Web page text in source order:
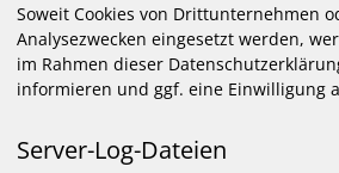
Soweit Cookies von Drittunternehmen
Analysezwecken eingesetzt werden,
im Rahmen dieser
informieren und ggf. eine Einwilligung
Server-Log-Dateien